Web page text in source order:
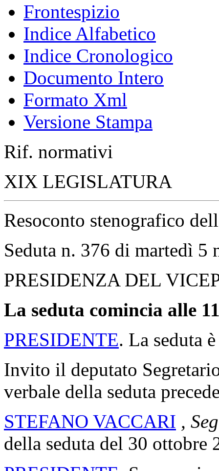
Frontespizio
Indice Alfabetico
Indice Cronologico
Documento Intero
Formato Xml
Versione Stampa
Rif. normativi
XIX LEGISLATURA
Resoconto stenografico
Seduta n. 376 di martedì 5
PRESIDENZA DEL
La seduta comincia alle
PRESIDENTE. La seduta
Invito il deputato
verbale della seduta
STEFANO VACCARI ,
della seduta del 30 ottobre